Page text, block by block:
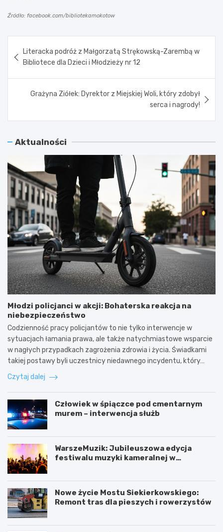
Źródło: facebook.com/bibliotekamokotow
wpisu
Literacka podróż z Małgorzatą Strękowską-Zarembą w
Bibliotece dla Dzieci i Młodzieży nr 12
Grażyna Ziółek: Dyrektor z Miejskiej Woli, który zdobył
serca i nagrody!
Aktualności
Młodzi policjanci w akcji: Bohaterska reakcja na
niebezpieczeństwo
Codzienność pracy policjantów to nie tylko interwencje w
sytuacjach łamania prawa, ale także natychmiastowe wsparcie
w nagłych przypadkach zagrożenia zdrowia i życia. Świadkami
takiej postawy byli uczestnicy niedawnego incydentu, który…
Czytaj dalej
Człowiek w śpiączce pod cmentarnym
murem – interwencja służb
WarszeMuzik: Jubileuszowa edycja
festiwalu muzyki kameralnej w
Nowe życie Mostu Siekierkowskiego:
Remont tras dla pieszych i rowerzystów